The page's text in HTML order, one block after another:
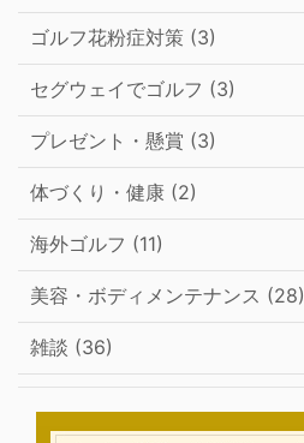
ゴルフ花粉症対策 (3)
セグウェイでゴルフ (3)
プレゼント・懸賞 (3)
体づくり・健康 (2)
海外ゴルフ (11)
美容・ボディメンテナンス (28)
雑談 (36)